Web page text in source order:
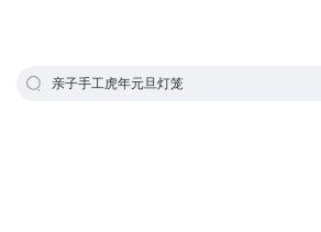
亲子手工虎年元旦灯笼